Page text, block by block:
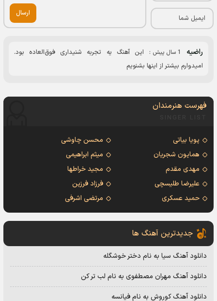
ارسال
راضیه 1 سال پیش :
این آهنگ یه تجربه شنیداری فوق‌العاده بود.
امیدوارم بیشتر از اینها بشنویم
فهرست هنرمندان
پویا بیاتی
محسن چاوشی
همایون شجریان
میثم ابراهیمی
مهدی مقدم
مجید خراطها
علیرضا طلیسچی
فرزاد فرزین
حمید عسکری
مرتضی اشرفی
جدیدترین آهنگ ها
دانلود آهنگ سیا به نام دختر خوشگله
دانلود آهنگ مهران مصطفوی به نام لب تر کن
دانلود آهنگ کوروش به نام فیانسه